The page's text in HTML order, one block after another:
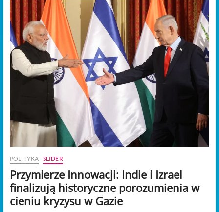
B
u
t
t
o
POLITYKA SLIDER
Przymierze Innowacji: Indie i Izrael
finalizują historyczne porozumienia w
cieniu kryzysu w Gazie